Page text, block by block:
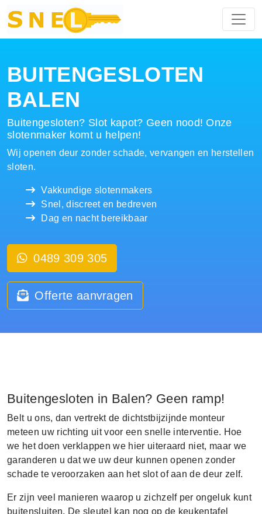
Hoofdnavigatie
BUITENGESLOTEN
BALEN
Buitengesloten? Slot kapot? Geen nood! Onze
slotenmaker komt u helpen!
Wij openen deur zonder schade, vervangen en herstellen
sloten.
Vakkundige slotenmakers
Snel, discreet en bedreven
Dag en nacht bereikbaar
0489 309 305
Offerte aanvragen
Buitengesloten in Balen? Geen ramp!
Belt u ons, dan vertrekt de dichtstbijzijnde monteur
meteen uw richting uit voor een snelle interventie. Hoe
we het doen verklappen we hier uiteraard niet, maar we
garanderen u dat we uw deur kunnen openen zonder
schade te veroorzaken aan het slot of aan de deur zelf.
Er zijn veel manieren waarop u zichzelf per ongeluk kunt
buitensluiten. De sleutel kan nog op de keukentafel